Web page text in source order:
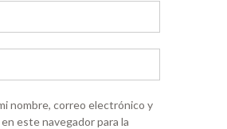
nombre, correo electrónico y
este navegador para la